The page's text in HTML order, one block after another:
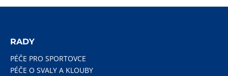
RADY
PÉČE PRO SPORTOVCE
PÉČE O SVALY A KLOUBY